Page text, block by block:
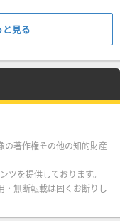
見る
の著作権その他の知的財産
ツを提供しております。
・無断転載は固くお断りし